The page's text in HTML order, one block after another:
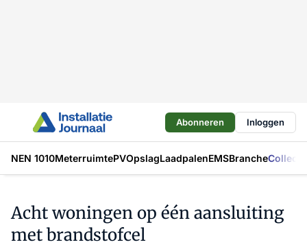
Abonneren Inloggen
NEN 1010MeterruimtePVOpslagLaadpalenEMSBranche
Acht woningen op één aansluiting
met brandstofcel